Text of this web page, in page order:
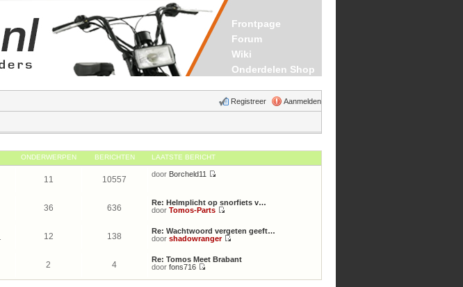
Frontpage
Forum
Wiki
Onderdelen Shop
Aanmelden
Registreer
ONDERWERPEN BERICHTEN LAATSTE BERICHT
11 10557
door Borcheld11
36 636
Re: Helmplicht op snorfiets v…
door Tomos-Parts
bericht
12 138
Re: Wachtwoord vergeten geeft…
door shadowranger
bericht
2 4
Re: Tomos Meet Brabant
door fons716
laatste